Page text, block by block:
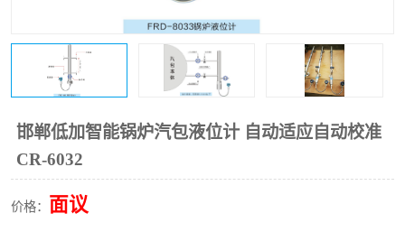
邯郸低加智能锅炉汽包液位计 自动适应自动校准
CR-6032
价格： 面议
智能锅炉水位计 电容液位计
流量仪表 加油站液位仪